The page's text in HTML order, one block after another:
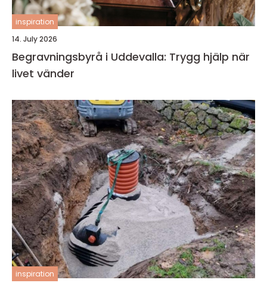
inspiration
14. July 2026
Begravningsbyrå i Uddevalla: Trygg hjälp när
livet vänder
inspiration